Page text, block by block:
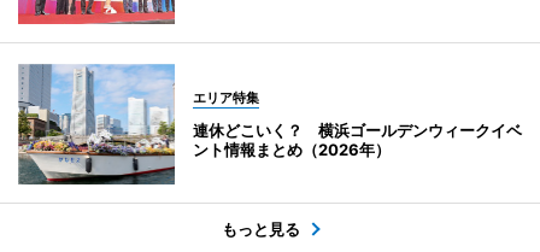
エリア特集
連休どこいく？ 横浜ゴールデンウィークイベ
ント情報まとめ（2026年）
もっと見る